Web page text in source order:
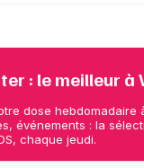
: le meilleur à
dose hebdomadaire
événements : la
chaque jeudi.